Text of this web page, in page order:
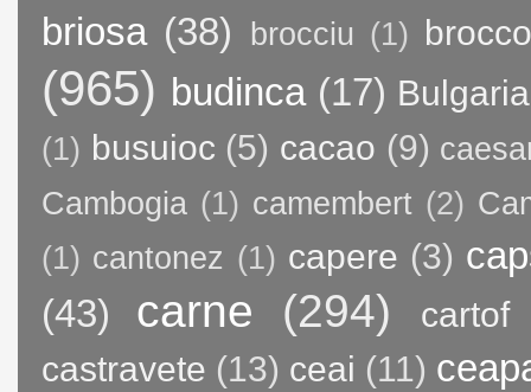
briosa (38) brocciu (1)
(965) budinca (17) Bulgaria
(1) busuioc (5) cacao (9)
Cambogia (1) camembert (2)
(1) cantonez (1) capere (3)
(43)
carne (294)
cartof
castravete (13) ceai (11)